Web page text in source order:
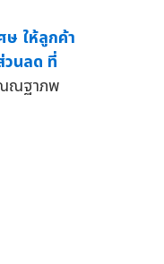
ให้ลูกค้า
วนลด ที่
ฐาภพ